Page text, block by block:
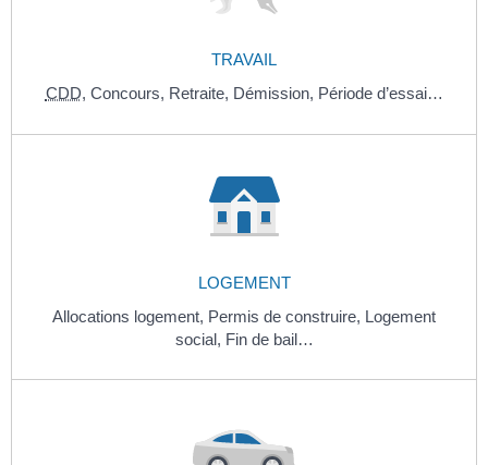
TRAVAIL
CDD, Concours, Retraite, Démission, Période d’essai…
LOGEMENT
Allocations logement, Permis de construire, Logement
social, Fin de bail…